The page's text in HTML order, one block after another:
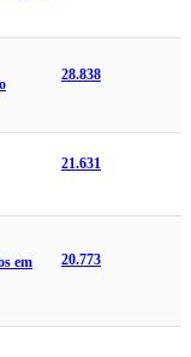
28.838
21.631
em
20.773